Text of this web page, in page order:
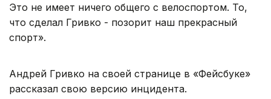
Это не имеет ничего общего с велоспортом. То,
что сделал Гривко - позорит наш прекрасный
спорт».
Андрей Гривко на своей странице в «Фейсбуке»
рассказал свою версию инцидента.